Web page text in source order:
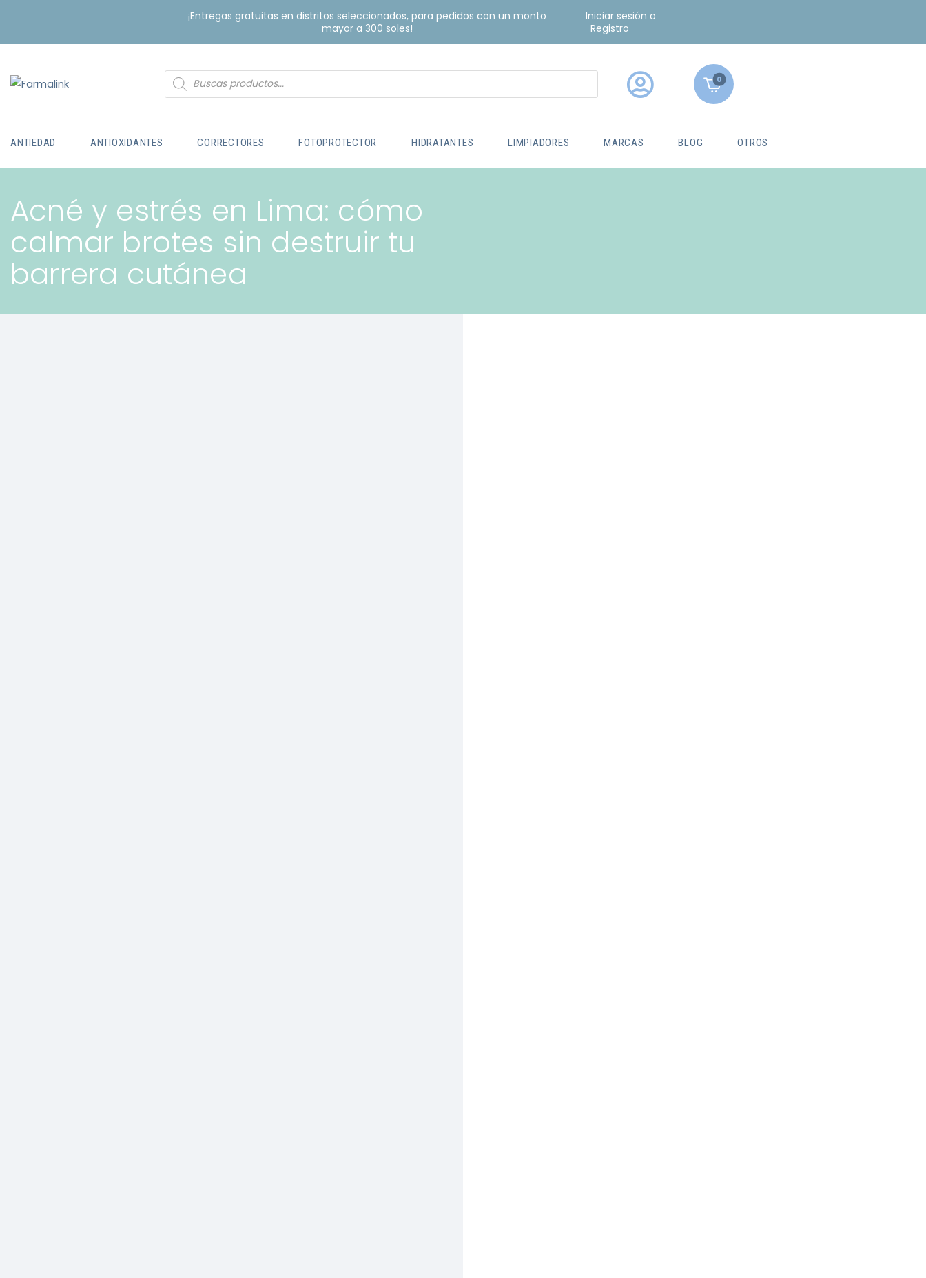
¡Entregas gratuitas en distritos seleccionados, para pedidos con un monto
mayor a 300 soles!
Iniciar sesión o
Registro
0
ANTIEDAD ANTIOXIDANTES CORRECTORES FOTOPROTECTOR HIDRATANTES LIMPIADORES MARCAS BLOG OTROS
Acné y estrés en Lima: cómo
calmar brotes sin destruir tu
barrera cutánea